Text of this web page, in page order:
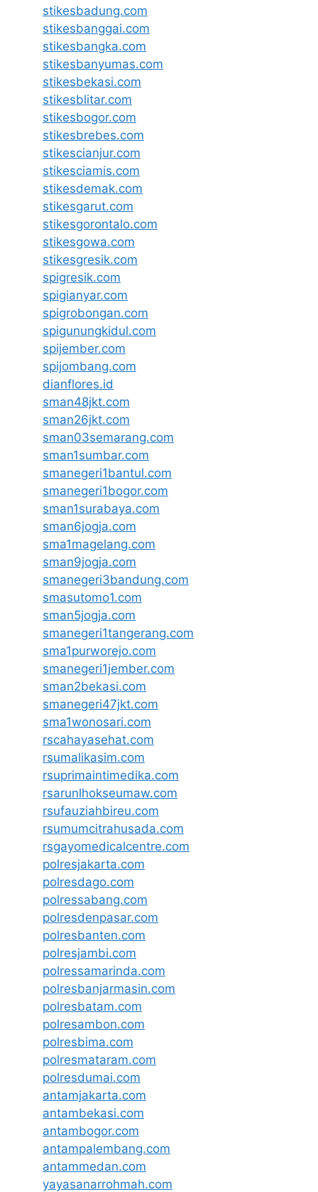
stikesbadung.com
stikesbanggai.com
stikesbangka.com
stikesbanyumas.com
stikesbekasi.com
stikesblitar.com
stikesbogor.com
stikesbrebes.com
stikescianjur.com
stikesciamis.com
stikesdemak.com
stikesgarut.com
stikesgorontalo.com
stikesgowa.com
stikesgresik.com
spigresik.com
spigianyar.com
spigrobongan.com
spigunungkidul.com
spijember.com
spijombang.com
dianflores.id
sman48jkt.com
sman26jkt.com
sman03semarang.com
sman1sumbar.com
smanegeri1bantul.com
smanegeri1bogor.com
sman1surabaya.com
sman6jogja.com
sma1magelang.com
sman9jogja.com
smanegeri3bandung.com
smasutomo1.com
sman5jogja.com
smanegeri1tangerang.com
sma1purworejo.com
smanegeri1jember.com
sman2bekasi.com
smanegeri47jkt.com
sma1wonosari.com
rscahayasehat.com
rsumalikasim.com
rsuprimaintimedika.com
rsarunlhokseumaw.com
rsufauziahbireu.com
rsumumcitrahusada.com
rsgayomedicalcentre.com
polresjakarta.com
polresdago.com
polressabang.com
polresdenpasar.com
polresbanten.com
polresjambi.com
polressamarinda.com
polresbanjarmasin.com
polresbatam.com
polresambon.com
polresbima.com
polresmataram.com
polresdumai.com
antamjakarta.com
antambekasi.com
antambogor.com
antampalembang.com
antammedan.com
yayasanarrohmah.com